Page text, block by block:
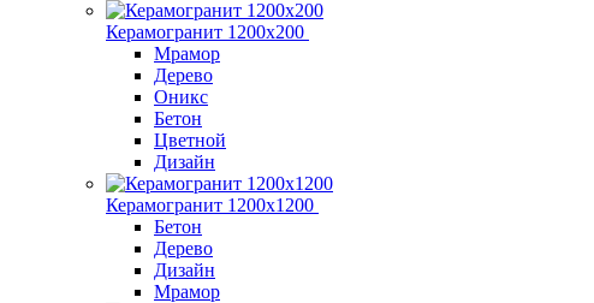
Керамогранит 1200x200
Мрамор
Дерево
Оникс
Бетон
Цветной
Дизайн
Керамогранит 1200x1200
Бетон
Дерево
Дизайн
Мрамор